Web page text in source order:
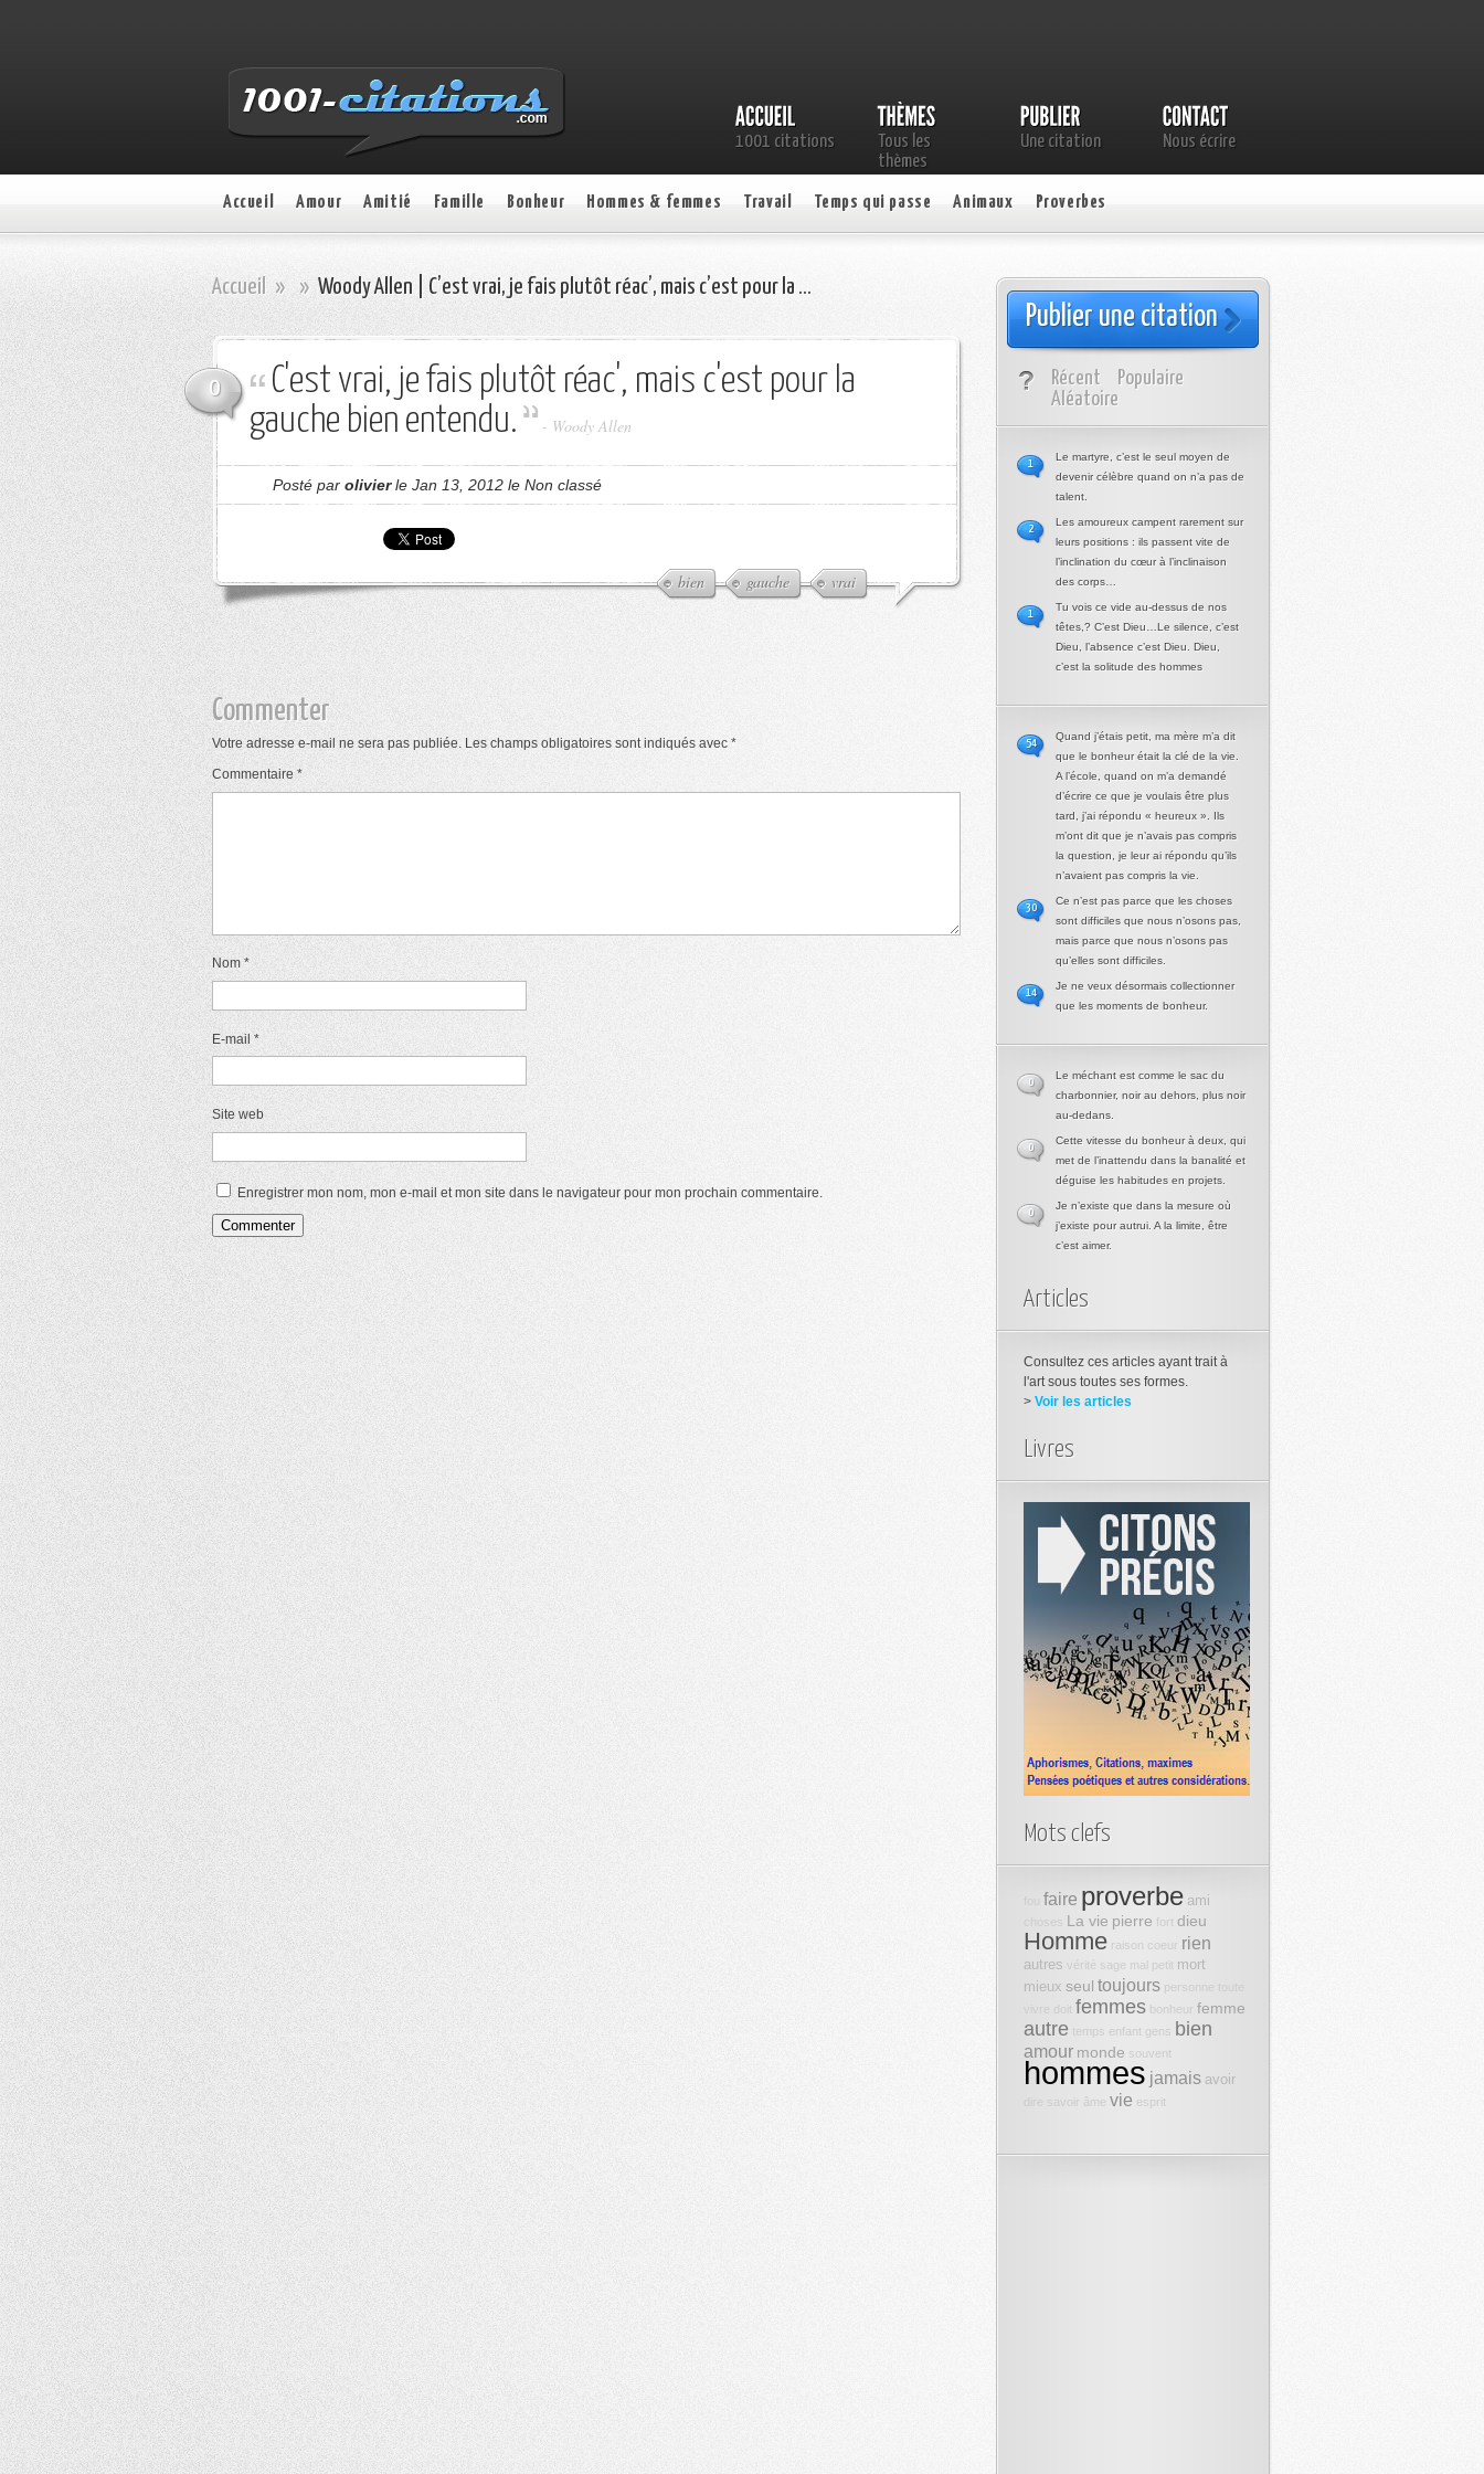
1001 citations
Tous les
thèmes
Une citation Nous écrire
Accueil Amour Amitié Famille Bonheur Hommes & femmes Travail Temps qui passe Animaux Proverbes
Accueil » » Woody Allen | C’est vrai, je fais plutôt réac’, mais c’est pour la …
0
C'est vrai, je fais plutôt réac', mais c'est pour la
gauche bien entendu.
- Woody Allen
Posté par olivierle Jan 13, 2012 le Non classé
bien gauche vrai
Commenter
Votre adresse e-mail ne sera pas publiée. Les champs obligatoires sont indiqués avec *
Commentaire *
Nom *
E-mail *
Site web
Enregistrer mon nom, mon e-mail et mon site dans le navigateur pour mon prochain commentaire.
Publier une citation
Récent
Populaire
Aléatoire
Le martyre, c’est le seul moyen de
devenir célèbre quand on n’a pas de
talent.
1
Les amoureux campent rarement sur
leurs positions : ils passent vite de
l’inclination du cœur à l’inclinaison
des corps…
2
Tu vois ce vide au-dessus de nos
têtes,? C’est Dieu…Le silence, c’est
Dieu, l’absence c’est Dieu. Dieu,
c’est la solitude des hommes
1
Quand j’étais petit, ma mère m’a dit
que le bonheur était la clé de la vie.
A l’école, quand on m’a demandé
d’écrire ce que je voulais être plus
tard, j’ai répondu « heureux ». Ils
m’ont dit que je n’avais pas compris
la question, je leur ai répondu qu’ils
n’avaient pas compris la vie.
54
Ce n’est pas parce que les choses
sont difficiles que nous n’osons pas,
mais parce que nous n’osons pas
qu’elles sont difficiles.
30
Je ne veux désormais collectionner
que les moments de bonheur.
14
Le méchant est comme le sac du
charbonnier, noir au dehors, plus noir
au-dedans.
0
Cette vitesse du bonheur à deux, qui
met de l’inattendu dans la banalité et
déguise les habitudes en projets.
0
Je n’existe que dans la mesure où
j’existe pour autrui. A la limite, être
c’est aimer.
0
Articles
Consultez ces articles ayant trait à
l'art sous toutes ses formes.
> Voir les articles
Livres
Mots clefs
faire proverbe ami
La vie pierre fort dieu
Homme raison coeur rien
autres vérité sage mal petit mort
mieux seul toujours personne
doit femmes bonheur femme
autre temps enfant gens bien
amour monde souvent
hommes jamais avoir
savoir âme vie esprit